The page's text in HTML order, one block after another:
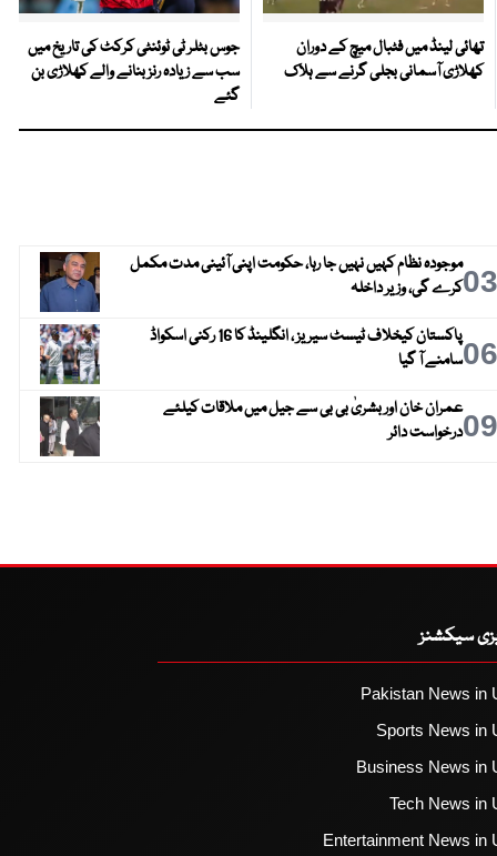
تھائی لینڈ میں فٹبال میچ کے دوران
کھلاڑی آسمانی بجلی گرنے سے ہلاک
جوس بٹلر ٹی ٹوئنٹی کرکٹ کی تاریخ میں
سب سے زیادہ رنز بنانے والے کھلاڑی بن
گئے
03موجودہ نظام کہیں نہیں جا رہا، حکومت اپنی آئینی مدت مکمل
کرے گی، وزیر داخلہ
06
پاکستان کیخلاف ٹیسٹ سیریز ، انگلینڈ کا 16 رکنی اسکواڈ
سامنے آ گیا
09عمران خان اور بشریٰ بی بی سے جیل میں ملاقات کیلئے
درخواست دائر
سیکشنز
Pakistan News in
Sports News in
Business News in
Tech News in
Entertainment News in